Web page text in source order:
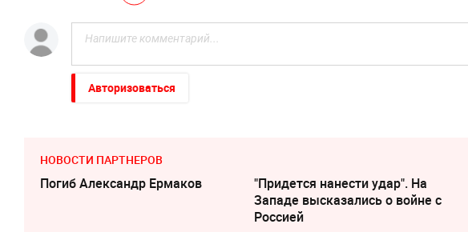
Авторизоваться
НОВОСТИ ПАРТНЕРОВ
Погиб Александр Ермаков
"Придется нанести удар". На
Западе высказались о войне с
Россией